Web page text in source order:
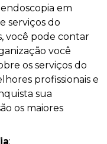
em
serviços do
você pode contar
você
os serviços do
profissionais e
sua
os maiores
: